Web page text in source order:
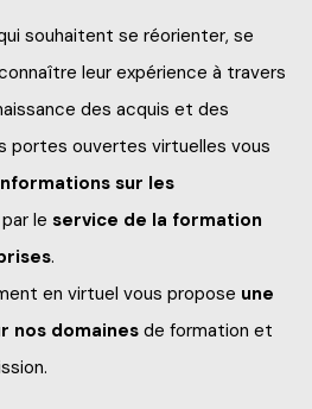
2026
et finissants
officiels
souhaitent se réorienter, se
leur expérience à travers
des acquis et des
portes ouvertes virtuelles vous
sur les
le service de la formation
.
en virtuel vous propose une
nos domaines de formation et